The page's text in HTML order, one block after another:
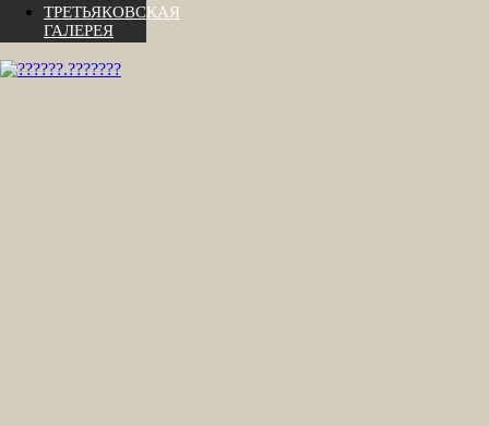
ТРЕТЬЯКОВСКАЯ
ГАЛЕРЕЯ